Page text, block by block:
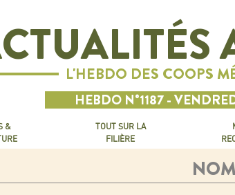
L'HEBDO DES COOPS
HEBDO N°1187 -
&
TOUT SUR LA
FILIÈRE